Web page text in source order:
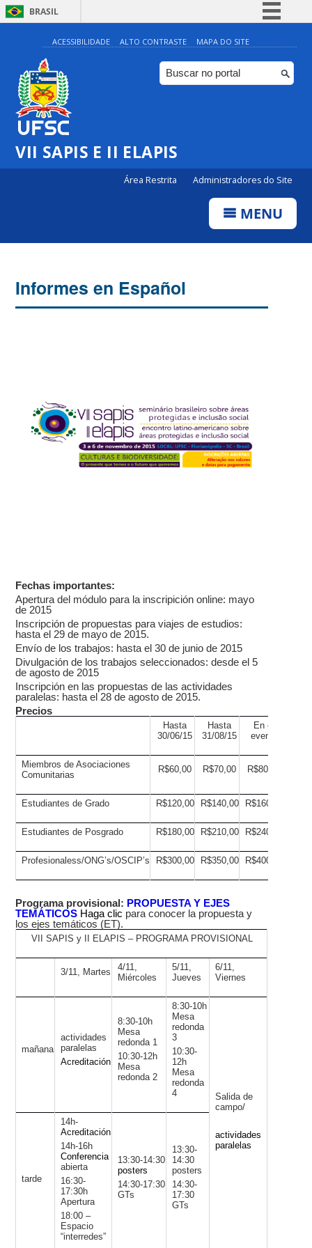
BRASIL
Simplifique!
Comunica BR
Participe
ACESSIBILIDADE ALTO CONTRASTE MAPA DO SITE
VII SAPIS E II ELAPIS
Área Restrita Administradores do Site
MENU
Informes en Español
Fechas importantes:
Apertura del módulo para la inscripición online: mayo
de 2015
Inscripción de propuestas para viajes de estudios:
hasta el 29 de mayo de 2015.
Envío de los trabajos: hasta el 30 de junio de 2015
Divulgación de los trabajos seleccionados: desde el 5
de agosto de 2015
Inscripción en las propuestas de las actividades
paralelas: hasta el 28 de agosto de 2015.
Precios
Hasta
30/06/15
Hasta
31/08/15
En el
evento
Miembros de Asociaciones
Comunitarias
R$60,00 R$70,00 R$80,00
Estudiantes de Grado R$120,00 R$140,00 R$160,00
Estudiantes de Posgrado R$180,00 R$210,00 R$240,00
Profesionaless/ONG’s/OSCIP’s R$300,00 R$350,00 R$400,00
Programa provisional: PROPUESTA Y EJES
TEMÁTICOS Haga clic para conocer la propuesta y
los ejes temáticos (ET).
VII SAPIS y II ELAPIS – PROGRAMA PROVISIONAL
3/11, Martes
4/11,
Miércoles
5/11,
Jueves
6/11,
Viernes
mañana
actividades
paralelas
Acreditación
8:30-10h
Mesa
redonda 1
10:30-12h
Mesa
redonda 2
8:30-10h
Mesa
redonda
3
10:30-
12h
Mesa
redonda
4
Salida de
campo/
actividades
paralelas
tarde
14h-
Acreditación
14h-16h
Conferencia
abierta
16:30-
17:30h
Apertura
18:00 –
Espacio
“interredes”
13:30-14:30
posters
14:30-17:30
GTs
13:30-
14:30
posters
14:30-
17:30
GTs